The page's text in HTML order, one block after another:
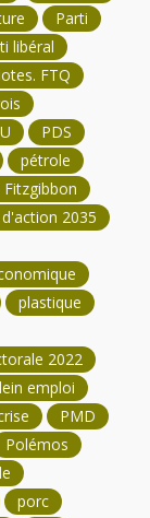
Parti
libéral
FTQ
PDS
pétrole
Fitzgibbon
2035
plastique
2022
emploi
PMD
Polémos
porc